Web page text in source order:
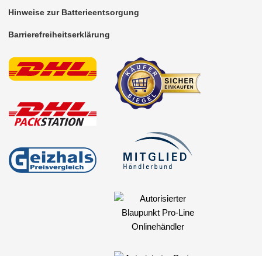
Hinweise zur Batterieentsorgung
Barrierefreiheitserklärung